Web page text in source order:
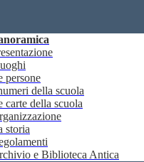
persone
della scuola
carte della scuola
storia
e Biblioteca Antica